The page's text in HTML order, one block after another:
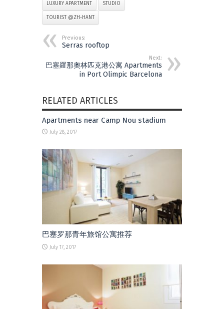
LUXURY APARTMENT STUDIO
TOURIST @ZH-HANT
Previous:
Serras rooftop
Next:
巴塞羅那奧林匹克港公寓 Apartments
in Port Olimpic Barcelona
RELATED ARTICLES
Apartments near Camp Nou stadium
July 28, 2017
巴塞罗那青年旅馆公寓推荐
July 17, 2017